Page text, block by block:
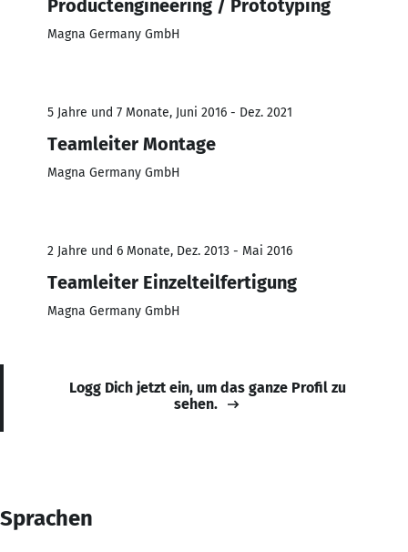
Productengineering / Prototyping
Magna Germany GmbH
5 Jahre und 7 Monate, Juni 2016 - Dez. 2021
Teamleiter Montage
Magna Germany GmbH
2 Jahre und 6 Monate, Dez. 2013 - Mai 2016
Teamleiter Einzelteilfertigung
Magna Germany GmbH
Logg Dich jetzt ein, um das ganze Profil zu
sehen.
Sprachen